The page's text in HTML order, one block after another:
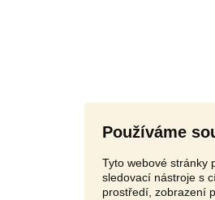
Používáme
Tyto webové stránky
sledovací nástroje s
prostředí, zobrazení